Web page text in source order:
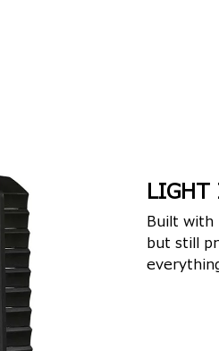
LIGHT
Built with
but still